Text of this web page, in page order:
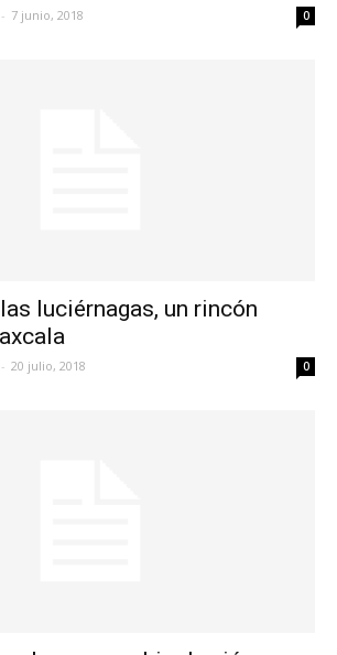
- 7 junio, 2018 0
luciérnagas, un rincón
- 20 julio, 2018 0